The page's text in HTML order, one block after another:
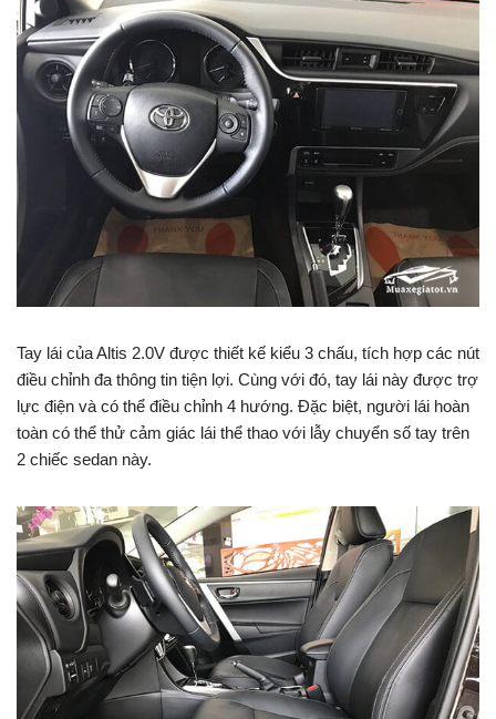
Tay lái của Altis 2.0V được thiết kế kiểu 3 chấu, tích hợp các nút
điều chỉnh đa thông tin tiện lợi. Cùng với đó, tay lái này được trợ
lực điện và có thể điều chỉnh 4 hướng. Đặc biệt, người lái hoàn
toàn có thể thử cảm giác lái thể thao với lẫy chuyển số tay trên
2 chiếc sedan này.